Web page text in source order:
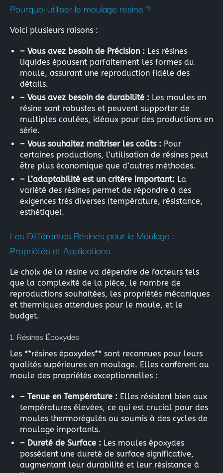
Pourquoi utiliser le moulage résine ?
Voici plusieurs raisons :
– Vous avez besoin de Précision : Les résines
liquides épousent parfaitement les formes du
moule, assurant une reproduction fidèle des
détails.
– Vous avez besoin de durabilité : Les moules en
résine sont robustes et peuvent supporter de
multiples coulées, idéaux pour des productions en
série.
– Vous souhaitez maîtriser les coûts : Pour
certaines productions, l’utilisation de résines peut
être plus économique que d’autres méthodes.
– L’adaptabilité est un critère important: La
variété des résines permet de répondre à des
exigences très diverses (température, résistance,
esthétique).
Les Différentes Résines pour le Moulage :
Propriétés et Applications
Le choix de la résine va dépendre de facteurs tels
que la complexité de la pièce, le nombre de
reproductions souhaitées, les propriétés mécaniques
et thermiques attendues pour le moule, et le
budget.
1. Résines Époxydes
Les **résines époxydes** sont reconnues pour leurs
qualités supérieures en moulage. Elles confèrent au
moule des propriétés exceptionnelles :
– Tenue en Température : Elles résistent bien aux
températures élevées, ce qui est crucial pour des
moules thermorégulés ou soumis à des cycles de
moulage importants.
– Dureté de Surface : Les moules époxydes
possèdent une dureté de surface significative,
augmentant leur durabilité et leur résistance à